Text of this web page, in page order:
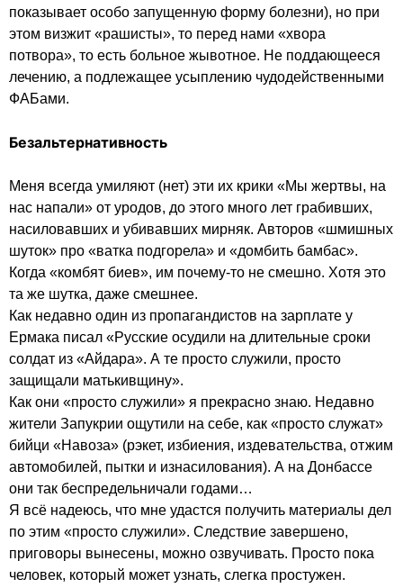
показывает особо запущенную форму болезни), но при
этом визжит «рашисты», то перед нами «хвора
потвора», то есть больное жывотное. Не поддающееся
лечению, а подлежащее усыплению чудодейственными
ФАБами.
Безальтернативность
Меня всегда умиляют (нет) эти их крики «Мы жертвы, на
нас напали» от уродов, до этого много лет грабивших,
насиловавших и убивавших мирняк. Авторов «шмишных
шуток» про «ватка подгорела» и «домбить бамбас».
Когда «комбят биев», им почему-то не смешно. Хотя это
та же шутка, даже смешнее.
Как недавно один из пропагандистов на зарплате у
Ермака писал «Русские осудили на длительные сроки
солдат из «Айдара». А те просто служили, просто
защищали матькивщину».
Как они «просто служили» я прекрасно знаю. Недавно
жители Запукрии ощутили на себе, как «просто служат»
бийци «Навоза» (рэкет, избиения, издевательства, отжим
автомобилей, пытки и изнасилования). А на Донбассе
они так беспредельничали годами…
Я всё надеюсь, что мне удастся получить материалы дел
по этим «просто служили». Следствие завершено,
приговоры вынесены, можно озвучивать. Просто пока
человек, который может узнать, слегка простужен.